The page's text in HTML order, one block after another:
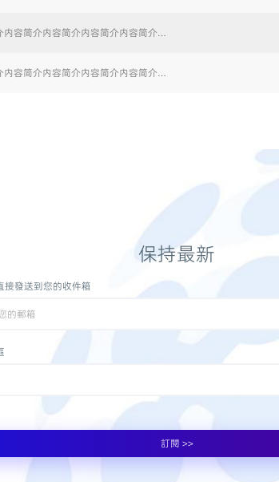
内容简介内容简介内容简介内容简介…
内容简介内容简介内容简介内容简介…
保持最新
接發送到您的收件箱
訂閱 >>